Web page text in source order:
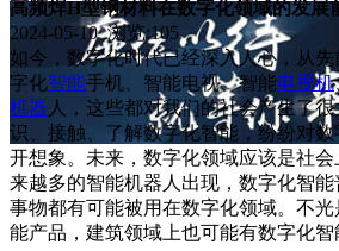
高频焊H型钢材料在数字化领域的发展
2024-05-10 浏览:105
如今，数字化时代已经深入人心，从
字化智能手机、智能电视、智能电视机
机器 人，这些都对我们的社会产生了
识、接触、了解数字化智能，纷纷对
开想象。未来，数字化领域应该是社
来越多的智能机器人出现，数字化智
事物都有可能被用在数字化领域。不
能产品，建筑领域上也可能有数字化智